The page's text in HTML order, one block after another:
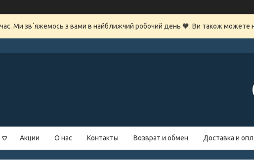
Ми звʼяжемось з вами в найближчий робочий день 🧡. Ви також можете
Акции О нас Контакты Возврат и обмен Доставка и